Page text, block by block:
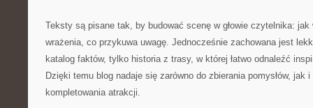
Teksty są pisane tak, by budować scenę w głowie czytelnika:
wrażenia, co przykuwa uwagę. Jednocześnie zachowana jest
katalog faktów, tylko historia z trasy, w której łatwo odnaleźć
Dzięki temu blog nadaje się zarówno do zbierania pomysłów, jak
kompletowania atrakcji.